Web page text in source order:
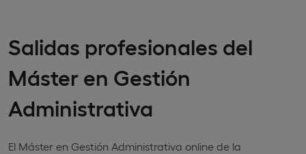
Salidas profesionales del
Máster en Gestión
Administrativa
El Máster en Gestión Administrativa online de la